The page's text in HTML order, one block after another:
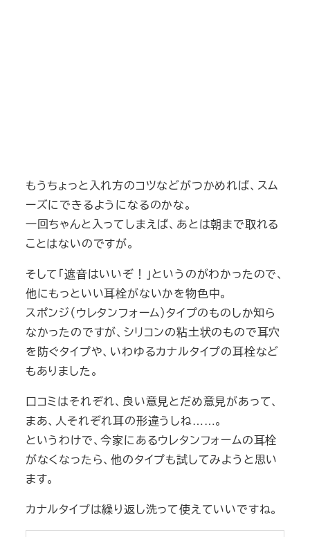
もうちょっと入れ方のコツなどがつかめれば、スム
ーズにできるようになるのかな。
一回ちゃんと入ってしまえば、あとは朝まで取れる
ことはないのですが。
そして「遮音はいいぞ！」というのがわかったので、
他にもっといい耳栓がないかを物色中。
スポンジ（ウレタンフォーム）タイプのものしか知ら
なかったのですが、シリコンの粘土状のもので耳穴
を防ぐタイプや、いわゆるカナルタイプの耳栓など
もありました。
口コミはそれぞれ、良い意見とだめ意見があって、
まあ、人それぞれ耳の形違うしね……。
というわけで、今家にあるウレタンフォームの耳栓
がなくなったら、他のタイプも試してみようと思い
ます。
カナルタイプは繰り返し洗って使えていいですね。